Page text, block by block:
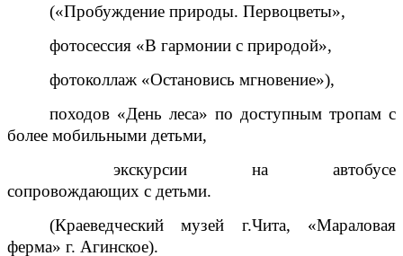
(«Пробуждение природы. Первоцветы»,
фотосессия «В гармонии с природой»,
фотоколлаж «Остановись мгновение»),
походов «День леса» по доступным тропам с
более мобильными детьми,
экскурсии на автобусе
сопровождающих с детьми.
(Краеведческий музей г.Чита, «Мараловая
ферма» г. Агинское).